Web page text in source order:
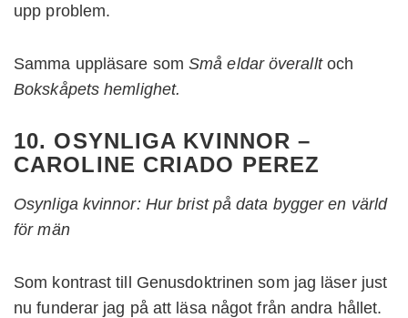
upp problem.
Samma uppläsare som Små eldar överalltoch
Bokskåpets hemlighet.
10. OSYNLIGA KVINNOR –
CAROLINE CRIADO PEREZ
Osynliga kvinnor: Hur brist på data bygger en värld
för män
Som kontrast till Genusdoktrinen som jag läser just
nu funderar jag på att läsa något från andra hållet.